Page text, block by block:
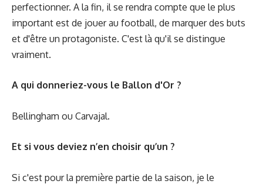
perfectionner. A la fin, il se rendra compte que le plus
important est de jouer au football, de marquer des buts
et d'être un protagoniste. C'est là qu'il se distingue
vraiment.
A qui donneriez-vous le Ballon d'Or ?
Bellingham ou Carvajal.
Et si vous deviez n’en choisir qu’un ?
Si c'est pour la première partie de la saison, je le